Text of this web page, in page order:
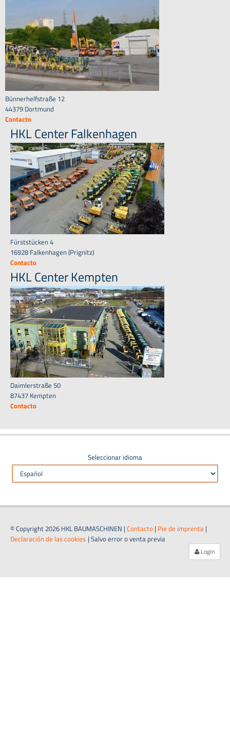
Bünnerhelfstraße 12
44379 Dortmund
Contacto
HKL Center Falkenhagen
Fürststücken 4
16928 Falkenhagen (Prignitz)
Contacto
HKL Center Kempten
Daimlerstraße 50
87437 Kempten
Contacto
Seleccionar idioma
© Copyright 2026 HKL BAUMASCHINEN | Contacto | Pie de imprenta |
Declaración de las cookies |Salvo error o venta previa
Login